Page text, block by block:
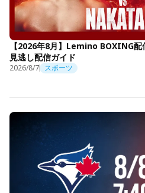
【2026年8月】Lemino BOXING配
見逃し配信ガイド
2026/8/7 スポーツ